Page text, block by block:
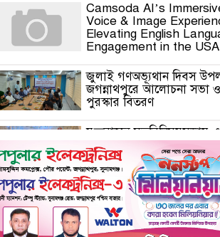
Camsoda AI’s
Voice & Image
Elevating English
Engagement in the USA
জুলাই গণঅভ্যূথান দিবস
জগন্নাথপুরে আলোচনা সভা ও
পুরস্কার বিতরণ
যুক্তরাজ্যে মতবিনিময়সভায়
কয়ছর এম আহমেদ:
শান্তিগঞ্জ আর কখনো
থাকবে না
Come l’AI in
Golove Mantiene
Naturali e Rapide